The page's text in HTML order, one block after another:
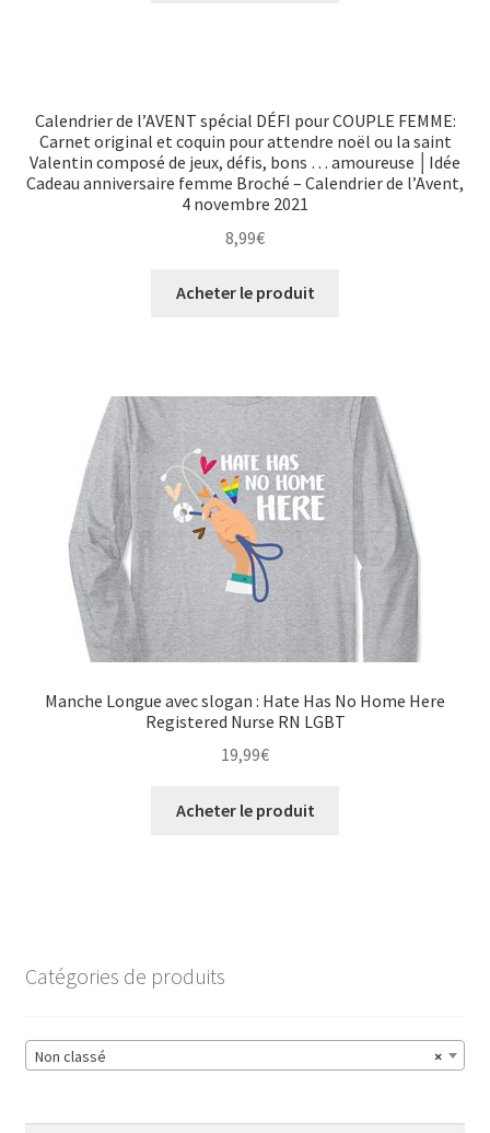
Calendrier de l’AVENT spécial DÉFI pour COUPLE FEMME:
Carnet original et coquin pour attendre noël ou la saint
Valentin composé de jeux, défis, bons … amoureuse │Idée
Cadeau anniversaire femme Broché – Calendrier de l’Avent,
4 novembre 2021
8,99€
Acheter le produit
Manche Longue avec slogan : Hate Has No Home Here
Registered Nurse RN LGBT
19,99€
Acheter le produit
Catégories de produits
×
Non classé